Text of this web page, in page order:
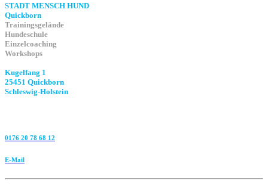
STADT MENSCH HUND
Quickborn
Trainingsgelände
Hundeschule
Einzelcoaching
Workshops
Kugelfang 1
25451 Quickborn
Schleswig-Holstein
0176 20 78 68 12
E-Mail